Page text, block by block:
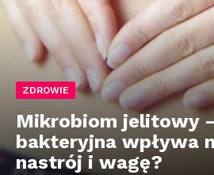
ZDROWIE
Mikrobiom jelitowy
bakteryjna wpływa
nastrój i wagę?